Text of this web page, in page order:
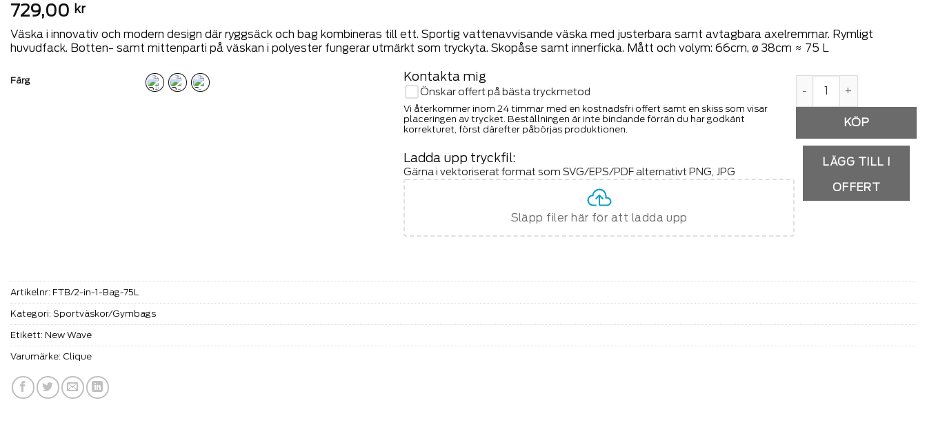
729,00 kr
Väska i innovativ och modern design där ryggsäck och bag kombineras till ett. Sportig vattenavvisande väska med justerbara samt avtagbara axelremmar. Rymligt
huvudfack. Botten- samt mittenparti på väskan i polyester fungerar utmärkt som tryckyta. Skopåse samt innerficka. Mått och volym: 66cm, ø 38cm ≈ 75 L
Kontakta mig
Önskar offert på bästa tryckmetod
Vi återkommer inom 24 timmar med en kostnadsfri offert samt en skiss som visar
placeringen av trycket. Beställningen är inte bindande förrän du har godkänt
korrekturet, först därefter påbörjas produktionen.
Ladda upp tryckfil:
Gärna i vektoriserat format som SVG/EPS/PDF alternativt PNG, JPG
Släpp filer här för att ladda upp
Färg
LÄGG TILL I
OFFERT
Artikelnr: FTB/2-in-1-Bag-75L
Kategori: Sportväskor/Gymbags
Etikett: New Wave
Varumärke: Clique